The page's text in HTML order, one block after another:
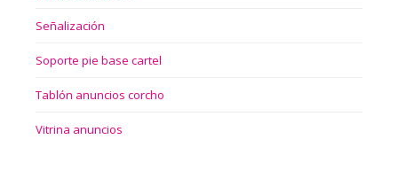
Señalización
Soporte pie base cartel
Tablón anuncios corcho
Vitrina anuncios